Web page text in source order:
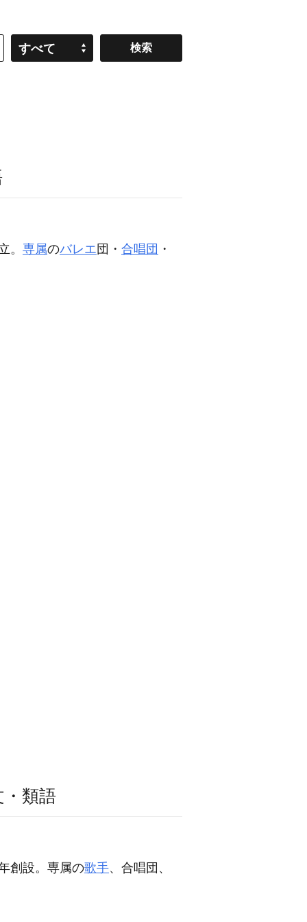
すべて
。 専属のバレエ 団・ 合唱団 ・
・類語
創設。専属の歌手、合唱団、